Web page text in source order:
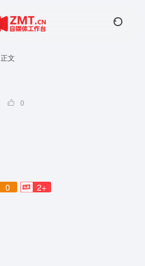
正文
0
0 2+